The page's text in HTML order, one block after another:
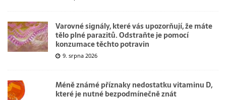
Varovné signály, které vás upozorňují, že máte
tělo plné parazitů. Odstraňte je pomocí
konzumace těchto potravin
9. srpna 2026
Méně známé příznaky nedostatku vitaminu D,
které je nutné bezpodmínečně znát